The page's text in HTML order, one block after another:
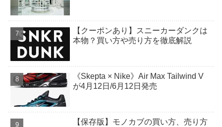
【クーポンあり】スニーカーダンクは
本物？買い方や売り方を徹底解説
《Skepta × Nike》Air Max Tailwind V
が4月12日/6月12日発売
【保存版】モノカブの買い方、売り方